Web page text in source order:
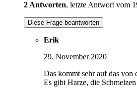
2 Antworten, letzte Antwort vom
Diese Frage beantworten
Erik
29. November 2020
Das kommt sehr auf das von
Es gibt Harze, die